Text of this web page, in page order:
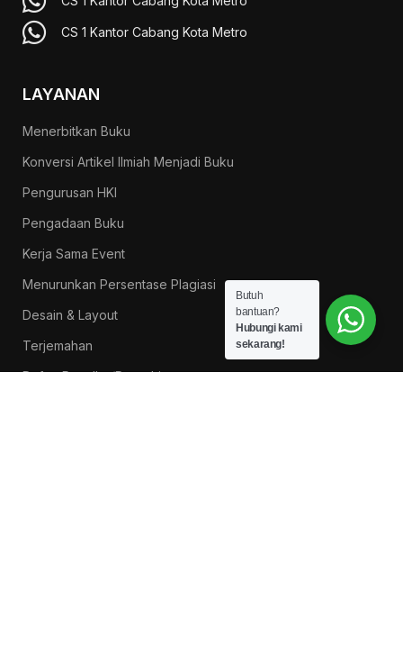
CS 1 Kantor Cabang Kota Metro
LAYANAN
Menerbitkan Buku
Konversi Artikel Ilmiah Menjadi Buku
Pengurusan HKI
Pengadaan Buku
Kerja Sama Event
Menurunkan Persentase Plagiasi
Desain & Layout
Terjemahan
Daftar Reseller/Dropshiper
Butuh
bantuan?
Hubungi kami
sekarang!